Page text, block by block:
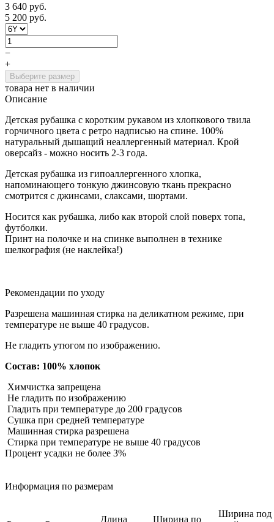
3 640 руб.
5 200 руб.
−
+
Выберите размер
товара нет в наличии
Описание
Детская рубашка с коротким рукавом из хлопкового твила
горчичного цвета с ретро надписью на спине. 100%
натуральный дышащий неаллергенный материал. Крой
оверсайз - можно носить 2-3 года.
Детская рубашка из гипоаллергенного хлопка,
напоминающего тонкую джинсовую ткань прекрасно
смотрится с джинсами, слаксами, шортами.
Носится как рубашка, либо как второй слой поверх топа,
футболки.
Принт на полочке и на спинке выполнен в технике
шелкография (не наклейка!)
Рекомендации по уходу
Разрешена машинная стирка на деликатном режиме, при
температуре не выше 40 градусов.
Не гладить утюгом по изображению.
Состав: 100% хлопок
Химчистка запрещена
Не гладить по изображению
Гладить при температуре до 200 градусов
Сушка при средней температуре
Машинная стирка разрешена
Стирка при температуре не выше 40 градусов
Процент усадки не более 3%
Информация по размерам
Длина
Ширина по
Ширина под